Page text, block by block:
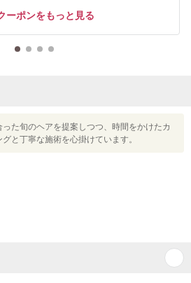
ーポンをもっと見る
った旬のヘアを提案しつつ、時間をかけたカ
と丁寧な施術を心掛けています。